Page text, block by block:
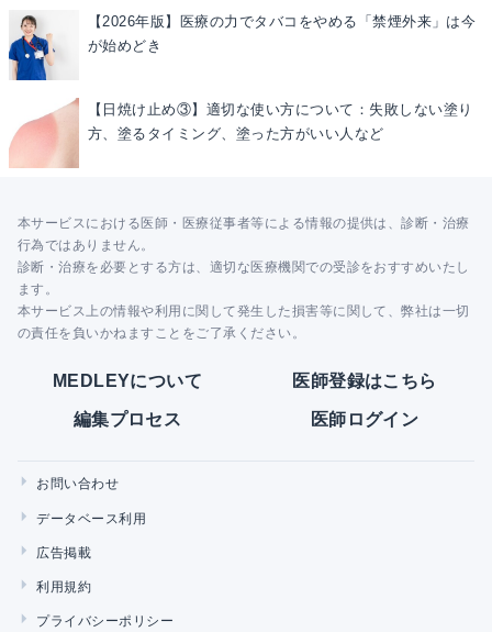
【2026年版】医療の力でタバコをやめる「禁煙外来」は今
が始めどき
【日焼け止め③】適切な使い方について：失敗しない塗り
方、塗るタイミング、塗った方がいい人など
本サービスにおける医師・医療従事者等による情報の提供は、診断・治療
行為ではありません。
診断・治療を必要とする方は、適切な医療機関での受診をおすすめいたし
ます。
本サービス上の情報や利用に関して発生した損害等に関して、弊社は一切
の責任を負いかねますことをご了承ください。
MEDLEYについて 医師登録はこちら
編集プロセス 医師ログイン
お問い合わせ
データベース利用
広告掲載
利用規約
プライバシーポリシー